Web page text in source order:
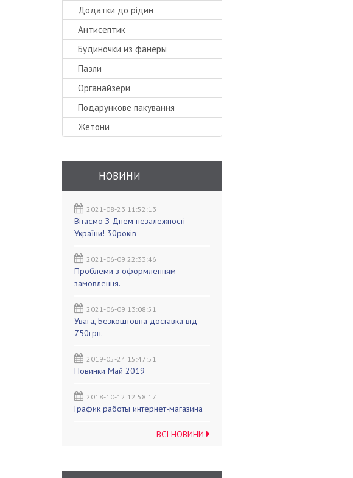
Додатки до рідин
Антисептик
Будиночки из фанеры
Пазли
Органайзери
Подарункове пакування
Жетони
НОВИНИ
2021-08-23 11:52:13
Вітаємо З Днем незалежності
України! 30років
2021-06-09 22:33:46
Проблеми з оформленням
замовлення.
2021-06-09 13:08:51
Увага, Безкоштовна доставка від
750грн.
2019-05-24 15:47:51
Новинки Май 2019
2018-10-12 12:58:17
График работы интернет-магазина
ВСІ НОВИНИ